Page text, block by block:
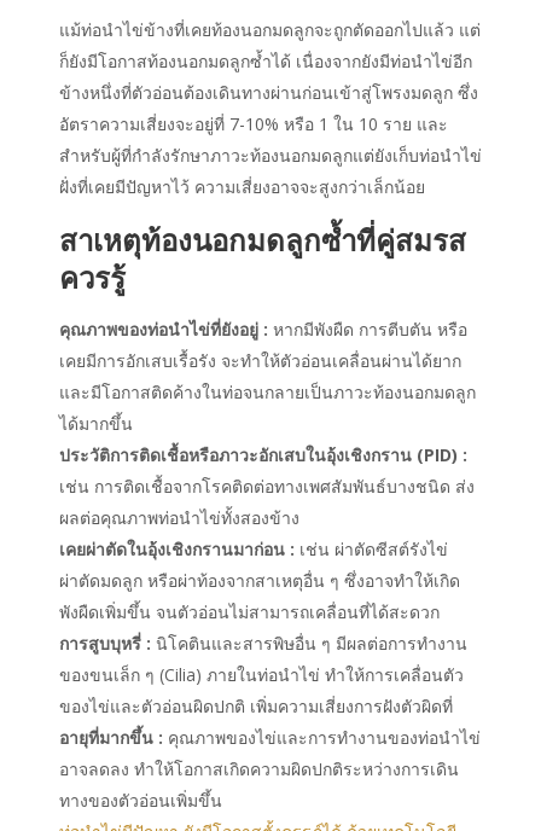
แม้ท่อนำไข่ข้างที่เคยท้องนอกมดลูกจะถูกตัดออกไปแล้ว แต่
ก็ยังมีโอกาสท้องนอกมดลูกซ้ำได้ เนื่องจากยังมีท่อนำไข่อีก
ข้างหนึ่งที่ตัวอ่อนต้องเดินทางผ่านก่อนเข้าสู่โพรงมดลูก ซึ่ง
อัตราความเสี่ยงจะอยู่ที่ 7-10% หรือ 1 ใน 10 ราย และ
สำหรับผู้ที่กำลังรักษาภาวะท้องนอกมดลูกแต่ยังเก็บท่อนำไข่
ฝั่งที่เคยมีปัญหาไว้ ความเสี่ยงอาจจะสูงกว่าเล็กน้อย
สาเหตุท้องนอกมดลูกซ้ำที่คู่สมรส
ควรรู้
คุณภาพของท่อนำไข่ที่ยังอยู่ : หากมีพังผืด การตีบตัน หรือ
เคยมีการอักเสบเรื้อรัง จะทำให้ตัวอ่อนเคลื่อนผ่านได้ยาก
และมีโอกาสติดค้างในท่อจนกลายเป็นภาวะท้องนอกมดลูก
ได้มากขึ้น
ประวัติการติดเชื้อหรือภาวะอักเสบในอุ้งเชิงกราน (PID) :
เช่น การติดเชื้อจากโรคติดต่อทางเพศสัมพันธ์บางชนิด ส่ง
ผลต่อคุณภาพท่อนำไข่ทั้งสองข้าง
เคยผ่าตัดในอุ้งเชิงกรานมาก่อน : เช่น ผ่าตัดซีสต์รังไข่
ผ่าตัดมดลูก หรือผ่าท้องจากสาเหตุอื่น ๆ ซึ่งอาจทำให้เกิด
พังผืดเพิ่มขึ้น จนตัวอ่อนไม่สามารถเคลื่อนที่ได้สะดวก
การสูบบุหรี่ : นิโคตินและสารพิษอื่น ๆ มีผลต่อการทำงาน
ของขนเล็ก ๆ (Cilia) ภายในท่อนำไข่ ทำให้การเคลื่อนตัว
ของไข่และตัวอ่อนผิดปกติ เพิ่มความเสี่ยงการฝังตัวผิดที่
อายุที่มากขึ้น : คุณภาพของไข่และการทำงานของท่อนำไข่
อาจลดลง ทำให้โอกาสเกิดความผิดปกติระหว่างการเดิน
ทางของตัวอ่อนเพิ่มขึ้น